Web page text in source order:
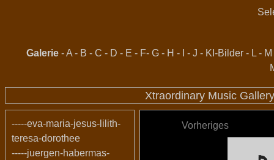
Galerie -A - B - C - D - E - F- G - H - - J - KI-Bilder - L - M
Xtraordinary Music
-----eva-maria-jesus-lilith-
teresa-dorothee
-----juergen-habermas-
Vorheriges